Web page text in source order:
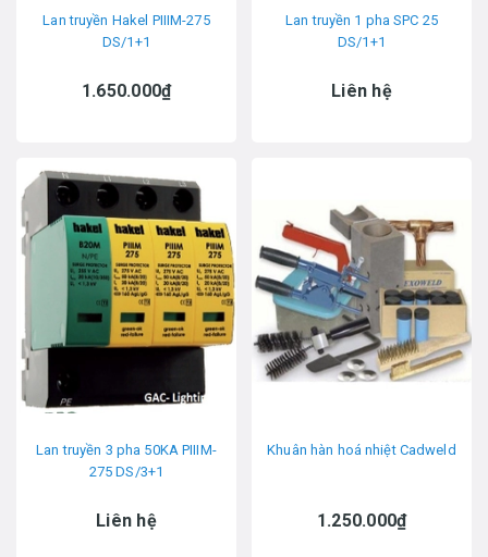
Lan truyền Hakel PIIIM-275
DS/1+1
1.650.000₫
Lan truyền 1 pha SPC 25
DS/1+1
Liên hệ
Lan truyền 3 pha 50KA PIIIM-
275 DS/3+1
Liên hệ
Khuân hàn hoá nhiệt Cadweld
1.250.000₫